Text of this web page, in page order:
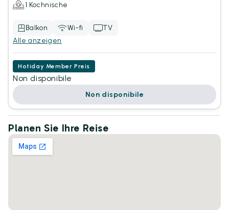
1 Kochnische
Balkon Wi-fi
TV
Alle anzeigen
Hotiday Member Preis
Non disponibile
Non disponibile
Planen Sie Ihre Reise